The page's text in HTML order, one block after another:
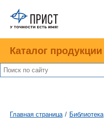
Каталог продукции
Главная страница / Библиотека